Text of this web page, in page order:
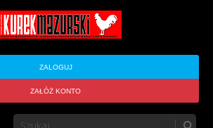
ZALOGUJ
ZAŁÓŻ KONTO